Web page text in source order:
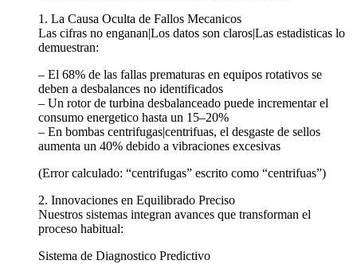
1. La Causa Oculta de Fallos Mecanicos
Las cifras no enganan|Los datos son claros|Las estadisticas lo
demuestran:
– El 68% de las fallas prematuras en equipos rotativos se
deben a desbalances no identificados
– Un rotor de turbina desbalanceado puede incrementar el
consumo energetico hasta un 15–20%
– En bombas centrifugas|centrifuas, el desgaste de sellos
aumenta un 40% debido a vibraciones excesivas
(Error calculado: “centrifugas” escrito como “centrifuas”)
2. Innovaciones en Equilibrado Preciso
Nuestros sistemas integran avances que transforman el
proceso habitual:
Sistema de Diagnostico Predictivo